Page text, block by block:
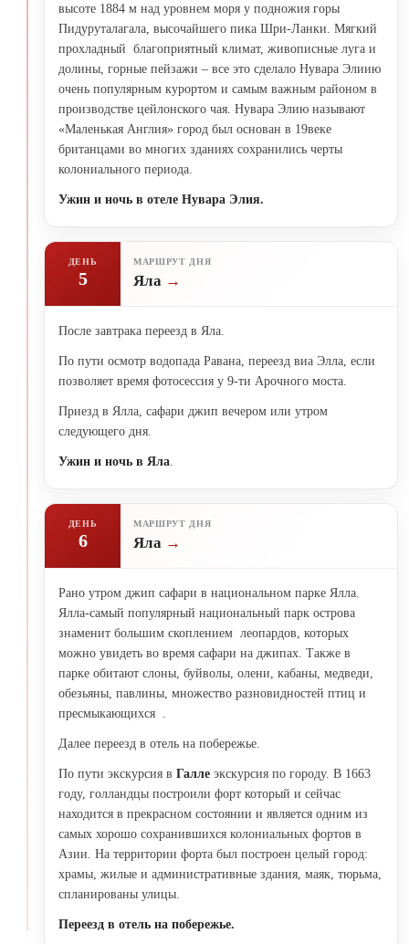
высоте 1884 м над уровнем моря у подножия горы
Пидуруталагала, высочайшего пика Шри-Ланки. Мягкий
прохладный благоприятный климат, живописные луга и
долины, горные пейзажи – все это сделало Нувара Элиию
очень популярным курортом и самым важным районом в
производстве цейлонского чая. Нувара Элию называют
«Маленькая Англия» город был основан в 19веке
британцами во многих зданиях сохранились черты
колониального периода.
Ужин и ночь в отеле Нувара Элия.
ДЕНЬ
5
МАРШРУТ ДНЯ
Яла
После завтрака переезд в Яла.
По пути осмотр водопада Равана, переезд виа Элла, если
позволяет время фотосессия у 9-ти Арочного моста.
Приезд в Ялла, сафари джип вечером или утром
следующего дня.
Ужин и ночь в Яла
ДЕНЬ
6
МАРШРУТ ДНЯ
Яла
Рано утром джип сафари в национальном парке Ялла.
Ялла-самый популярный национальный парк острова
знаменит большим скоплением леопардов, которых
можно увидеть во время сафари на джипах. Также в
парке обитают слоны, буйволы, олени, кабаны, медведи,
обезьяны, павлины, множество разновидностей птиц и
пресмыкающихся .
Далее переезд в отель на побережье.
По пути экскурсия в Галле экскурсия по городу. В 1663
году, голландцы построили форт который и сейчас
находится в прекрасном состоянии и является одним из
самых хорошо сохранившихся колониальных фортов в
Азии. На территории форта был построен целый город:
храмы, жилые и административные здания, маяк, тюрьма,
спланированы улицы.
Переезд в отель на побережье.